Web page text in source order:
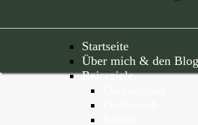
Startseite
Über mich & den Blog
Reiseziele